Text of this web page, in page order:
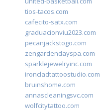
tios-tacos.com
cafecito-satx.com
graduacionviu2023.com
pecanjackstogo.com
zengardendayspa.com
sparklejewelryinc.com
ironcladtattoostudio.com
bruinshome.com
annascleaningsvc.com
wolfcitytattoo.com